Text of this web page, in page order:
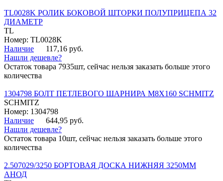
TL0028K РОЛИК БОКОВОЙ ШТОРКИ ПОЛУПРИЦЕПА 32
ДИАМЕТР
TL
Номер: TL0028K
Наличие
117,16 руб.
Нашли дешевле?
Остаток товара 7935шт, сейчас нельзя заказать больше этого
количества
1304798 БОЛТ ПЕТЛЕВОГО ШАРНИРА М8Х160 SCHMITZ
SCHMITZ
Номер: 1304798
Наличие
644,95 руб.
Нашли дешевле?
Остаток товара 10шт, сейчас нельзя заказать больше этого
количества
2.507029/3250 БОРТОВАЯ ДОСКА НИЖНЯЯ 3250ММ
АНОД